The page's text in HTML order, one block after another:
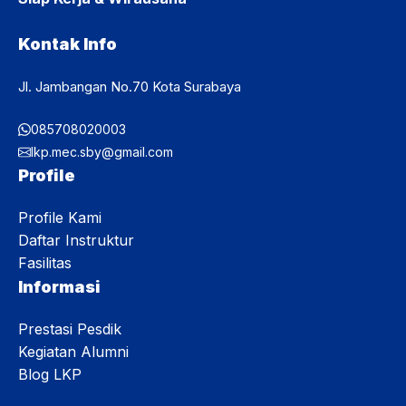
Kontak Info
Jl. Jambangan No.70 Kota Surabaya
085708020003
lkp.mec.sby@gmail.com
Profile
Profile Kami
Daftar Instruktur
Fasilitas
Informasi
Prestasi Pesdik
Kegiatan Alumni
Blog LKP